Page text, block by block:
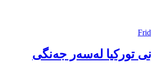
تورکیا لەسەر جەنگی